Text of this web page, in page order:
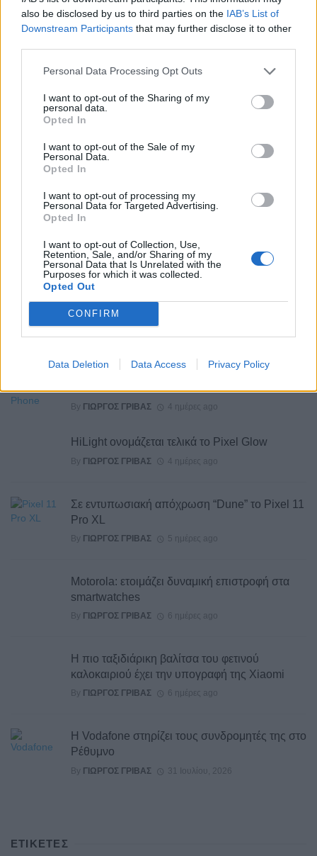
also be disclosed by us to third parties on the IAB’s List of
Downstream Participants that may further disclose it to other
Personal Data Processing Opt Outs
I want to opt-out of the Sharing of my
personal data.
Opted In
I want to opt-out of the Sale of my
Personal Data.
Opted In
I want to opt-out of processing my
Personal Data for Targeted Advertising.
Opted In
I want to opt-out of Collection, Use,
Retention, Sale, and/or Sharing of my
Personal Data that Is Unrelated with the
Purposes for which it was collected.
Opted Out
CONFIRM
Data Deletion Data Access Privacy Policy
YOU MAY ALSO LIKE
2 ημέρες ago
Η σειρά Samsung Galaxy Z αποσπά θετικές
κριτικές από διάφορα media στην Ευρώπη
Επίσημα στοιχεία για τα αναδιπλούμενα
Samsung
ByΓΙΏΡΓΟΣ ΓΡΊΒΑΣ 3 ημέρες ago
Διέρρευσε το Motorola Edge 70 Neo
ByΓΙΏΡΓΟΣ ΓΡΊΒΑΣ
Το σύνολο των τεχνικών προδιαγραφών του
Robot Phone
By ΓΙΏΡΓΟΣ ΓΡΊΒΑΣ 4 ημέρες ago
HiLight ονομάζεται τελικά το Pixel Glow
By ΓΙΏΡΓΟΣ ΓΡΊΒΑΣ 4 ημέρες ago
Σε εντυπωσιακή απόχρωση “Dune” το Pixel 11
Pro XL
By ΓΙΏΡΓΟΣ ΓΡΊΒΑΣ 5 ημέρες ago
Motorola: ετοιμάζει δυναμική επιστροφή στα
smartwatches
By ΓΙΏΡΓΟΣ ΓΡΊΒΑΣ 6 ημέρες ago
Η πιο ταξιδιάρικη βαλίτσα του φετινού
καλοκαιριού έχει την υπογραφή της Xiaomi
By ΓΙΏΡΓΟΣ ΓΡΊΒΑΣ 6 ημέρες ago
Η Vodafone στηρίζει τους συνδρομητές της στο
Ρέθυμνο
By ΓΙΏΡΓΟΣ ΓΡΊΒΑΣ 31 Ιουλίου, 2026
ΕΤΙΚΕΤΕΣ